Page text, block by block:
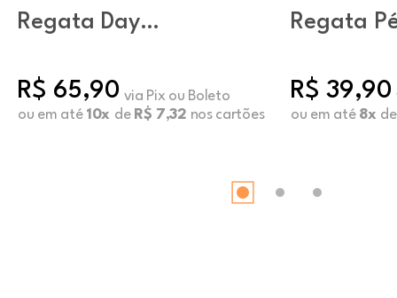
Regata Day
R$ 65,90 via Pix ou Boleto
ou em até 10x de R$ 7,32 nos cartões
Regata
R$ 39,90
ou em até 8x